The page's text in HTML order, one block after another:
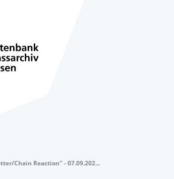
Chain Reaction" - 07.09.202...